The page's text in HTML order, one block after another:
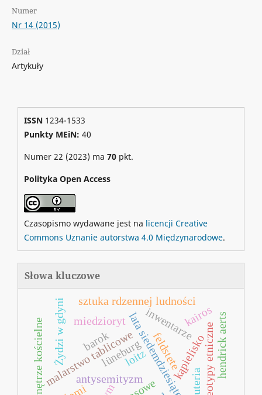
Numer
Nr 14 (2015)
Dział
Artykuły
ISSN 1234-1533
Punkty MEiN: 40
Numer 22 (2023) ma 70pkt.
Polityka Open Access
Czasopismo wydawane jest na licencji Creative
Commons Uznanie autorstwa 4.0 Międzynarodowe.
Słowa kluczowe
malarstwo tablicowe
antysemityzmlata siedemdziesiąte xx w.
kąpieliskostereotypy etniczne
Żydzi w gdyni inwentarze
baroklüneburg
sztuka rdzennej ludności
hendrick aerts
wnętrze kościelne miedzioryt
loitz feldstete
kairos